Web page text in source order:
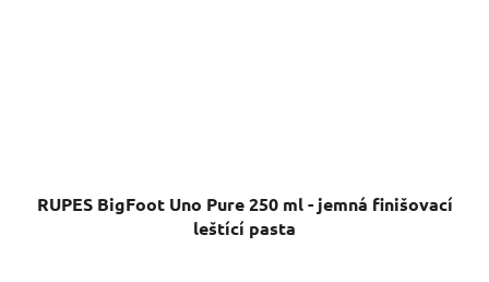
RUPES BigFoot Uno Pure 250 ml - jemná finišovací
leštící pasta